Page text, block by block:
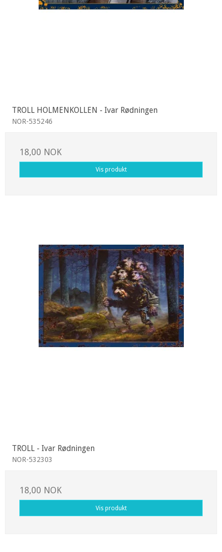
TROLL HOLMENKOLLEN - Ivar Rødningen
NOR-535246
18,00 NOK
Vis produkt
TROLL - Ivar Rødningen
NOR-532303
18,00 NOK
Vis produkt